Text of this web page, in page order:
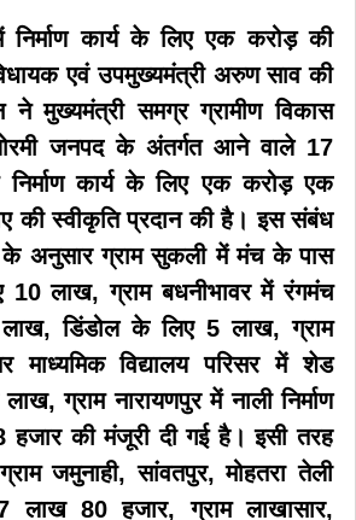
निर्माण कार्य के लिए एक करोड़ की
एवं उपमुख्यमंत्री अरुण साव की
मुख्यमंत्री समग्र ग्रामीण विकास
जनपद के अंतर्गत आने वाले 17
निर्माण कार्य के लिए एक करोड़ एक
की स्वीकृति प्रदान की है। इस संबंध
के अनुसार ग्राम सुकली में मंच के पास
10 लाख, ग्राम बधनीभावर में रंगमंच
लाख, डिंडोल के लिए 5 लाख, ग्राम
माध्यमिक विद्यालय परिसर में शेड
ग्राम नारायणपुर में नाली निर्माण
की मंजूरी दी गई है। इसी तरह
जमुनाही, सांवतपुर, मोहतरा तेली
80 हजार, ग्राम लाखासार,